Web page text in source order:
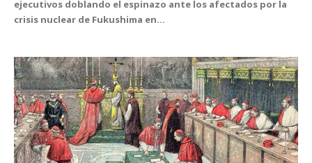
ejecutivos doblando el espinazo ante los afectados por la
crisis nuclear de Fukushima en...